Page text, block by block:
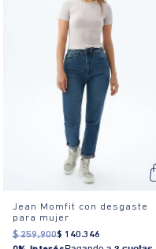
Jean Momfit con desgaste
para mujer
$ 259.900$ 140.346